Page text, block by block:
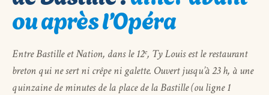
ou après l’Opéra
Entre Bastille et Nation, dans le 12ᵉ, Ty Louis est le restaurant
breton qui ne sert ni crêpe ni galette. Ouvert jusqu’à 23 h, à une
quinzaine de minutes de la place de la Bastille (ou ligne 1